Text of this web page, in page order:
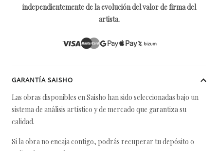
independientemente de la evolución del valor de firma del
artista.
GARANTÍA SAISHO
Las obras disponibles en Saisho han sido seleccionadas bajo un
sistema de análisis artístico y de mercado que garantiza su
calidad.
Si la obra no encaja contigo, podrás recuperar tu depósito o